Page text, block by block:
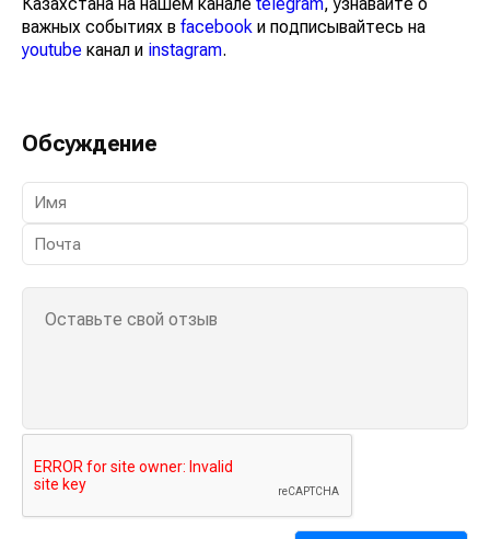
важных событиях в facebook и подписывайтесь на
youtube канал и instagram.
Обсуждение